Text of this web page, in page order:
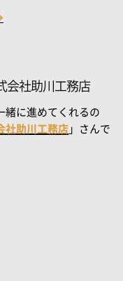
会社助川工務店
緒に進めてくれるの
社助川工務店 」さんで